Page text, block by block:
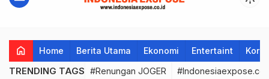
home Home Berita Utama Ekonomi Entertaint
TRENDING TAGS #Renungan JOGER